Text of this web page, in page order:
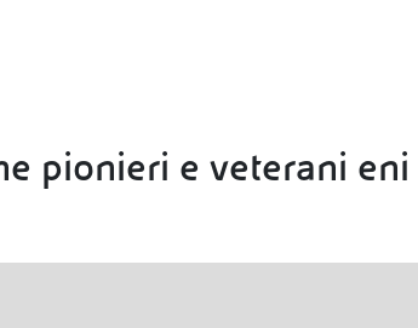
pionieri e veterani eni